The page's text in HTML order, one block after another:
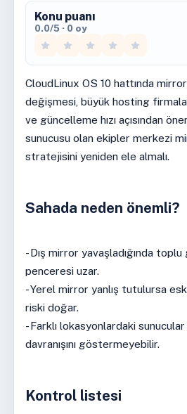
Konu puanı
0.0/5 · 0 oy
CloudLinux OS 10 hattında
değişmesi, büyük hosting
ve güncelleme hızı açısından
sunucusu olan ekipler merkezi
stratejisini yeniden ele almalı.
Sahada neden önemli?
- Dış mirror yavaşladığında
penceresi uzar.
- Yerel mirror yanlış tutulursa
riski doğar.
- Farklı lokasyonlardaki
davranışını göstermeyebilir.
Kontrol listesi